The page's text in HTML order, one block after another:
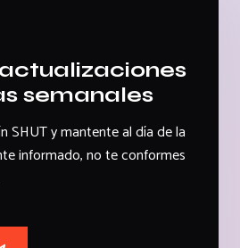
semanales
SHUT y mantente al día de la
informado, no te conformes